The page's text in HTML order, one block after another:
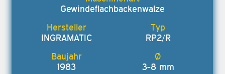
Gewindeflachbackenwalze
INGRAMATIC RP2/R
1983 3-8 mm